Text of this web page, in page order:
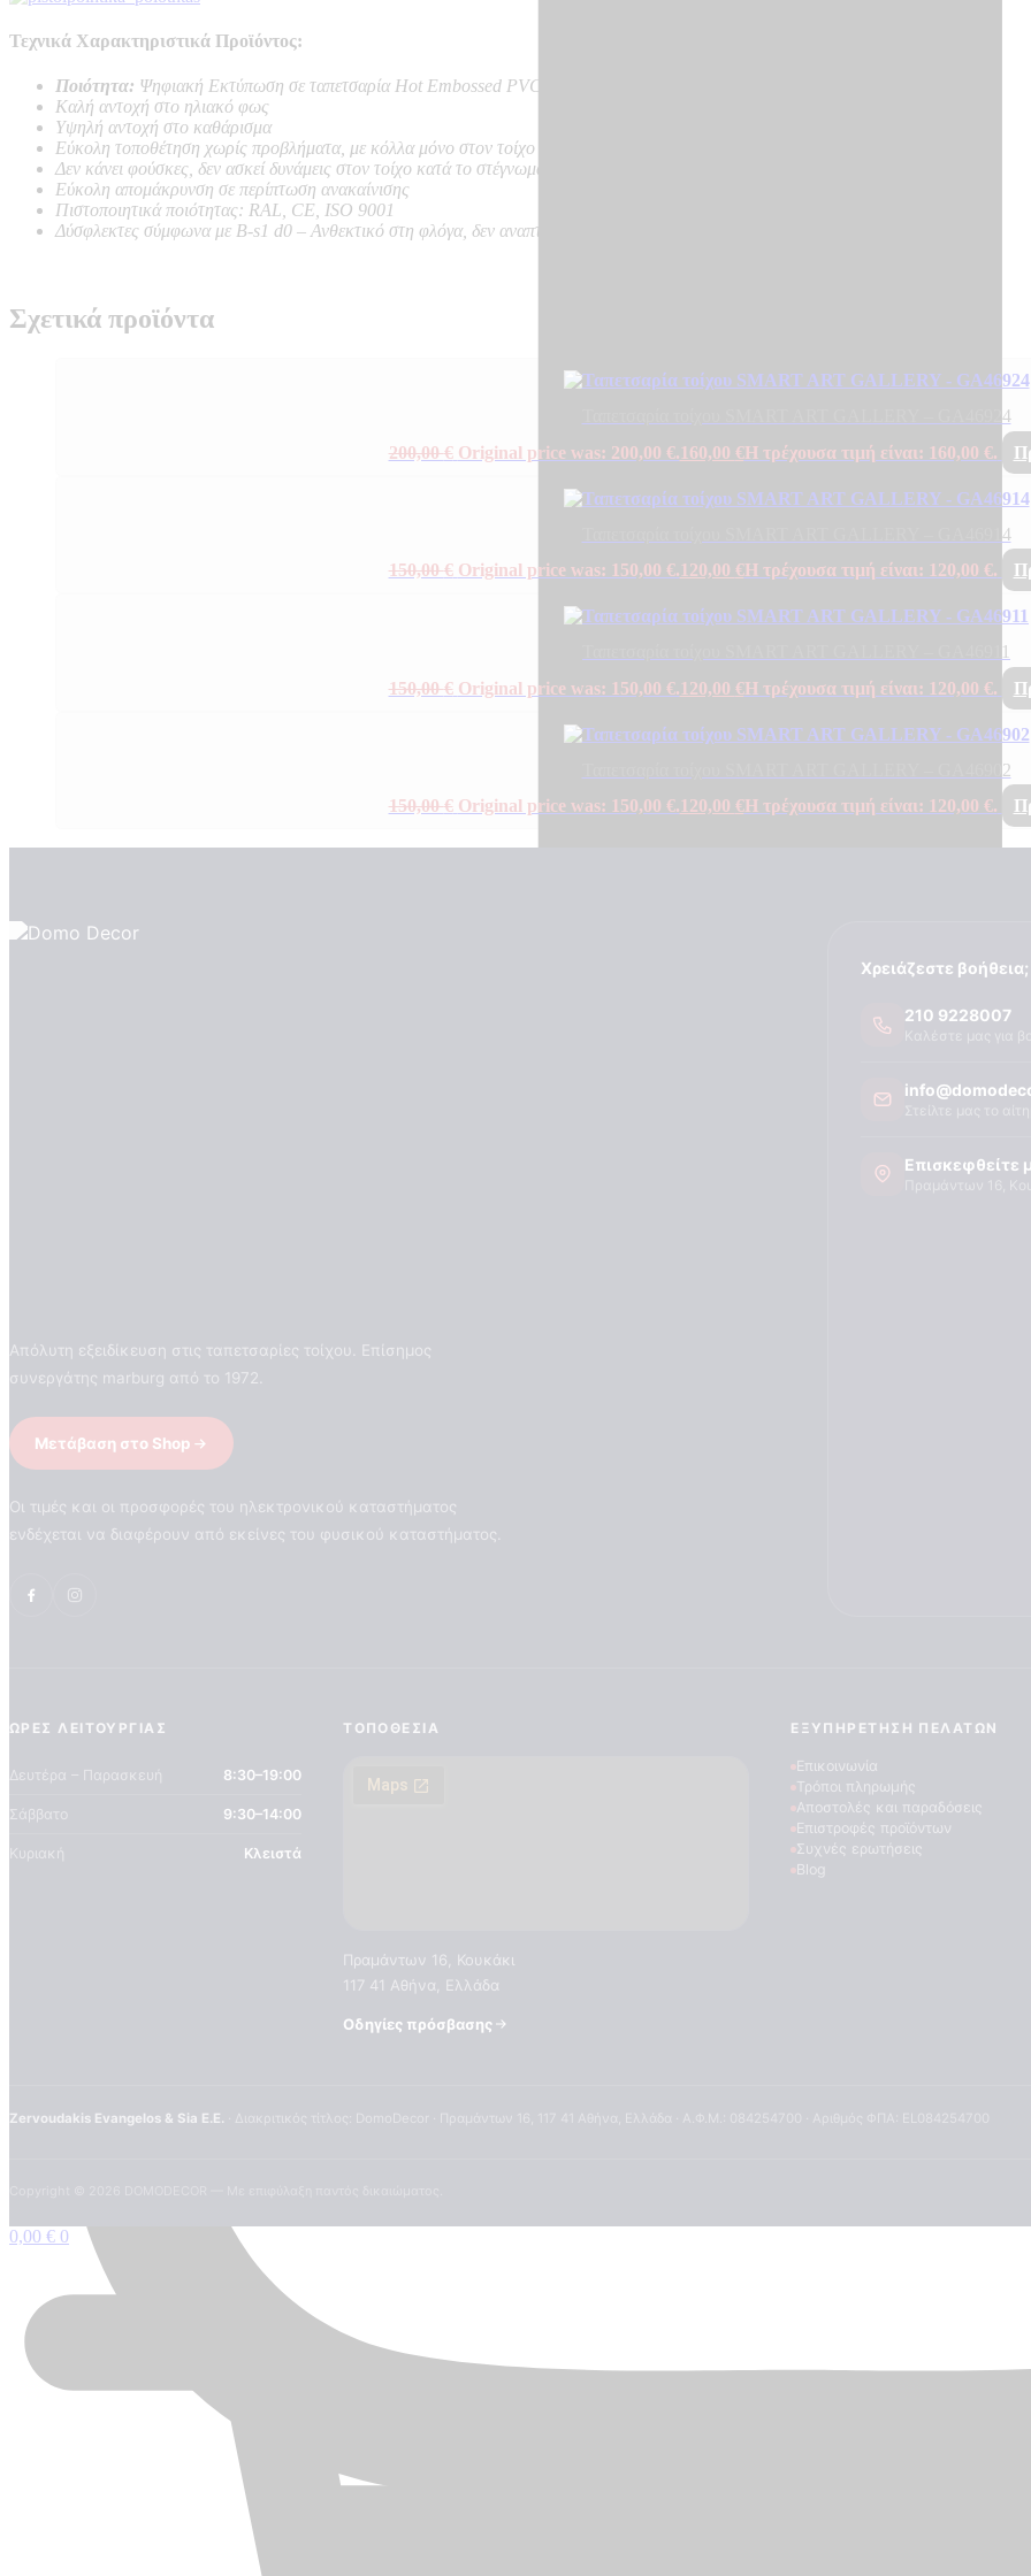
Τεχνικά Χαρακτηριστικά Προϊόντος:
Ποιότητα: Ψηφιακή Εκτύπωση σε ταπετσαρία Hot Embossed PVC on Vlies – Non Woven backing
Καλή αντοχή στο ηλιακό φως
Υψηλή αντοχή στο καθάρισμα
Εύκολη τοποθέτηση χωρίς προβλήματα, με κόλλα μόνο στον τοίχο
Δεν κάνει φούσκες, δεν ασκεί δυνάμεις στον τοίχο κατά το στέγνωμα
Εύκολη απομάκρυνση σε περίπτωση ανακαίνισης
Πιστοποιητικά ποιότητας: RAL, CE, ISO 9001
Δύσφλεκτες σύμφωνα με B-s1 d0 – Ανθεκτικό στη φλόγα, δεν αναπτύσσουν καπνό, δε δημιουργούν φλεγόμενα σωματίδια
Σχετικά προϊόντα
Ταπετσαρία τοίχου SMART ART GALLERY – GA46924
200,00€ Original price was: 200,00 €.160,00 €Η τρέχουσα τιμή είναι: 160,00 €.
Ταπετσαρία τοίχου SMART ART GALLERY – GA46914
150,00€ Original price was: 150,00 €.120,00 €Η τρέχουσα τιμή είναι: 120,00 €.
Ταπετσαρία τοίχου SMART ART GALLERY – GA46911
150,00€ Original price was: 150,00 €.120,00 €Η τρέχουσα τιμή είναι: 120,00 €.
Ταπετσαρία τοίχου SMART ART GALLERY – GA46902
150,00€ Original price was: 150,00 €.120,00 €Η τρέχουσα τιμή είναι: 120,00 €.
Απόλυτη εξειδίκευση στις ταπετσαρίες τοίχου. Επίσημος
συνεργάτης marburg από το 1972.
Μετάβαση στο Shop
Οι τιμές και οι προσφορές του ηλεκτρονικού καταστήματος
ενδέχεται να διαφέρουν από εκείνες του φυσικού καταστήματος.
Χρειάζεστε βοήθεια;
210 9228007
Επισκεφθείτε
ΏΡΕΣ ΛΕΙΤΟΥΡΓΊΑΣ
Δευτέρα – Παρασκευή 8:30–19:00
Σάββατο 9:30–14:00
Κυριακή Κλειστά
ΤΟΠΟΘΕΣΊΑ
Πραμάντων 16, Κουκάκι
117 41 Αθήνα, Ελλάδα
Οδηγίες πρόσβασης
ΕΞΥΠΗΡΈΤΗΣΗ ΠΕΛΑΤΏΝ
Επικοινωνία
Τρόποι πληρωμής
Αποστολές και παραδόσεις
Επιστροφές προϊόντων
Συχνές ερωτήσεις
Blog
Zervoudakis Evangelos & Sia E.E.
0,00 € 0